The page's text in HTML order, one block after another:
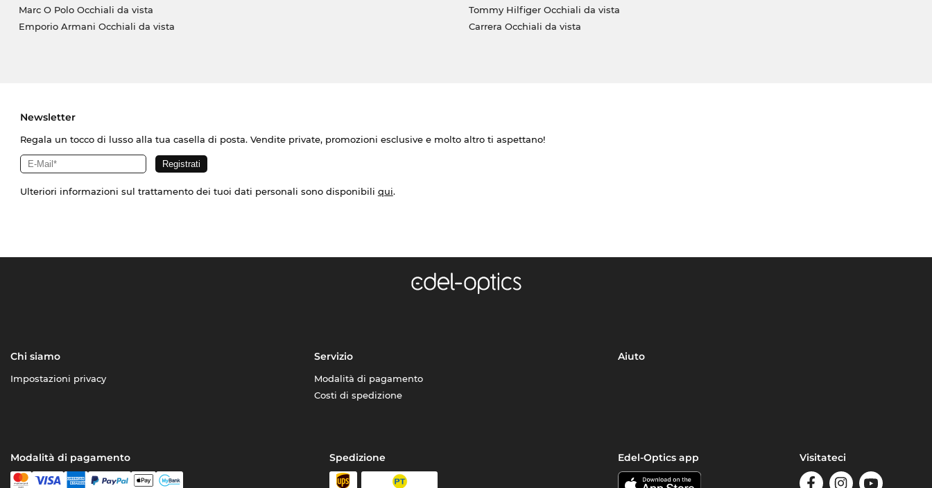
Marc O Polo Occhiali da vista
Emporio Armani Occhiali da vista
Tommy Hilfiger Occhiali da vista
Carrera Occhiali da vista
Newsletter
Regala un tocco di lusso alla tua casella di posta. Vendite private, promozioni esclusive e molto altro ti aspettano!
Ulteriori informazioni sul trattamento dei tuoi dati personali sono disponibili qui.
Chi siamo
Impostazioni privacy
Servizio
Modalità di pagamento
Costi di spedizione
Aiuto
Modalità di pagamento Spedizione Edel-Optics app Visitateci